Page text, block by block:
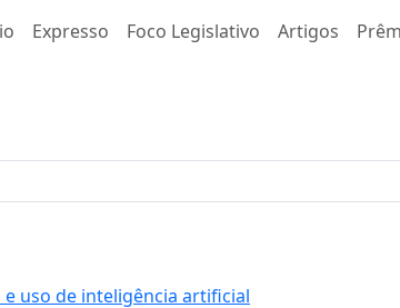
Expresso Foco Legislativo Artigos
uso de inteligência artificial